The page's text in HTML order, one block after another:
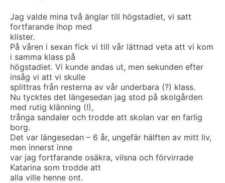
Jag valde mina två änglar till högstadiet, vi satt
fortfarande ihop med
klister.
På våren i sexan fick vi till vår lättnad veta att vi kom
i samma klass på
högstadiet. Vi kunde andas ut, men sekunden efter
insåg vi att vi skulle
splittras från resterna av vår underbara (?) klass.
Nu tycktes det längesedan jag stod på skolgården
med rutig klänning (!),
trånga sandaler och trodde att skolan var en farlig
borg.
Det var längesedan – 6 år, ungefär hälften av mitt liv,
men innerst inne
var jag fortfarande osäkra, vilsna och förvirrade
Katarina som trodde att
alla ville henne ont.